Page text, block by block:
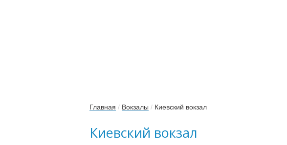
Главная / Вокзалы / Киевский вокзал
Киевский вокзал